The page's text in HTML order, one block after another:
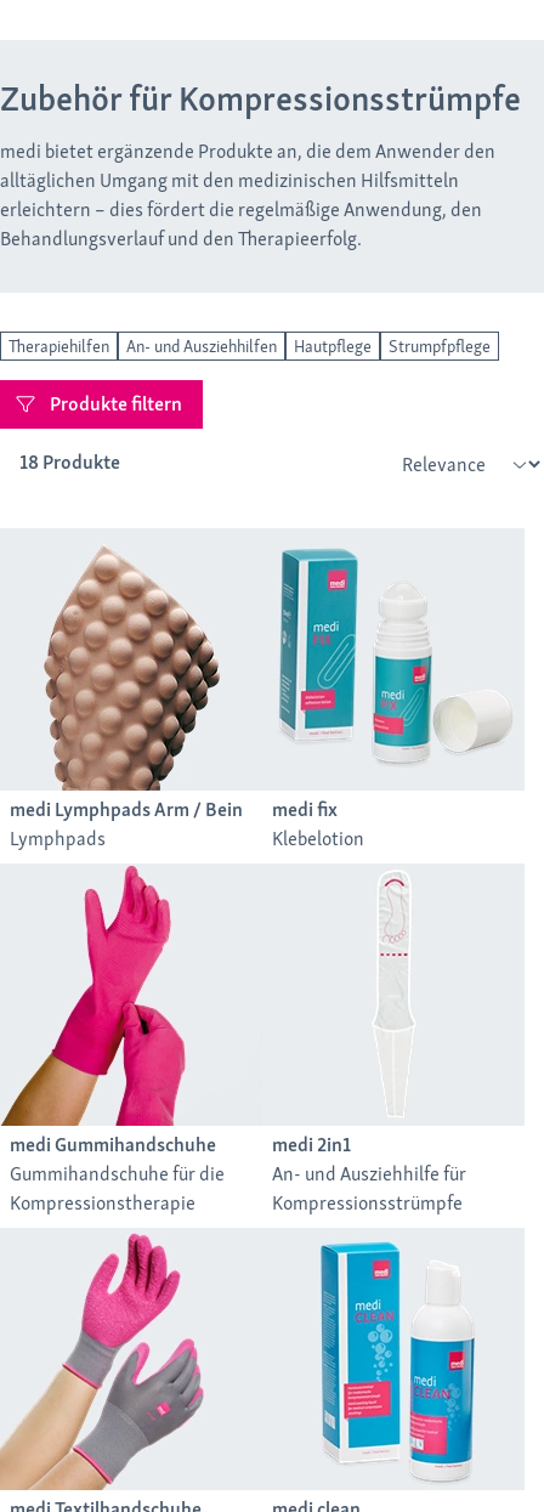
Zubehör für Kompressionsstrümpfe
medi bietet ergänzende Produkte an, die dem Anwender den
alltäglichen Umgang mit den medizinischen Hilfsmitteln
erleichtern – dies fördert die regelmäßige Anwendung, den
Behandlungsverlauf und den Therapieerfolg.
Therapiehilfen An- und Ausziehhilfen Hautpflege Strumpfpflege
Produkte filtern
18 Produkte
medi Lymphpads Arm / Bein
Lymphpads
medi fix
Klebelotion
medi Gummihandschuhe
Gummihandschuhe für die
Kompressionstherapie
medi 2in1
An- und Ausziehhilfe für
Kompressionsstrümpfe